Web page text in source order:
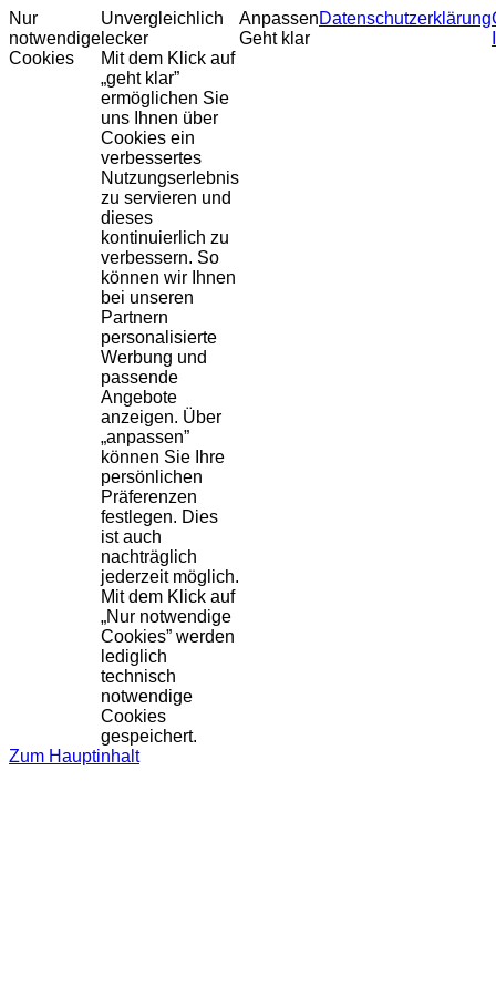
Nur
notwendige
Cookies
Unvergleichlich
lecker
Mit dem Klick auf
„geht klar”
ermöglichen Sie
uns Ihnen über
Cookies ein
verbessertes
Nutzungserlebnis
zu servieren und
dieses
kontinuierlich zu
verbessern. So
können wir Ihnen
bei unseren
Partnern
personalisierte
Werbung und
passende
Angebote
anzeigen. Über
„anpassen”
können Sie Ihre
persönlichen
Präferenzen
festlegen. Dies
ist auch
nachträglich
jederzeit möglich.
Mit dem Klick auf
„Nur notwendige
Cookies” werden
lediglich
technisch
notwendige
Cookies
gespeichert.
Anpassen
Geht klar
Datenschutzerklärung
Zum Hauptinhalt